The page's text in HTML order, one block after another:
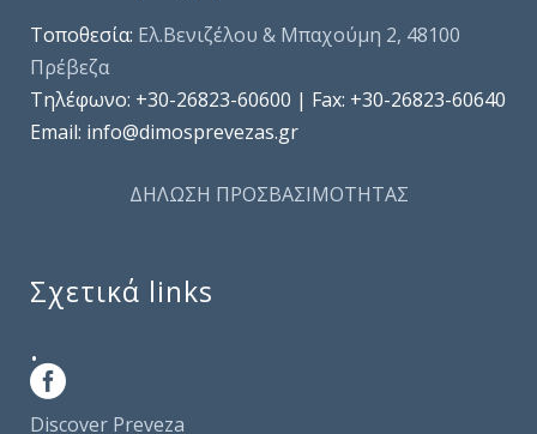
Τοποθεσία: Ελ.Βενιζέλου & Μπαχούμη 2, 48100
Πρέβεζα
Τηλέφωνo: +30-26823-60600 | Fax: +30-26823-60640
Email: info@dimosprevezas.gr
ΔΗΛΩΣΗ ΠΡΟΣΒΑΣΙΜΟΤΗΤΑΣ
Σχετικά links
.
Discover Preveza